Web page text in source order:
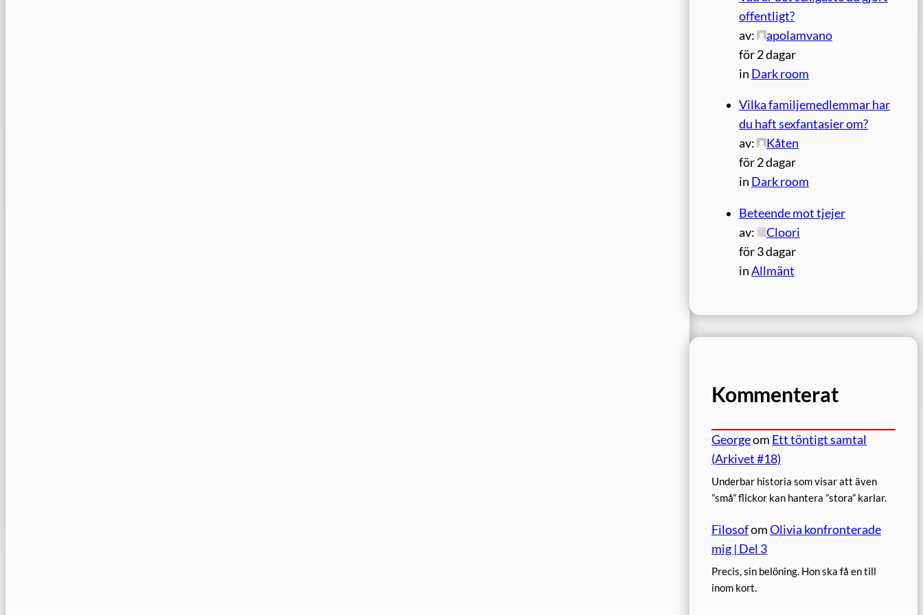
offentligt?
av:
apolamvano
för 2 dagar
in Dark room
Vilka familjemedlemmar har
du haft sexfantasier om?
av:
Kåten
för 2 dagar
in Dark room
Beteende mot tjejer
av:
Cloori
för 3 dagar
inAllmänt
Kommenterat
Georgeom Ett töntigt samtal
(Arkivet #18)
Underbar historia som visar att även
”små” flickor kan hantera ”stora” karlar.
FilosofomOlivia konfronterade
mig | Del 3
Precis, sin belöning. Hon ska få en till
inom kort.